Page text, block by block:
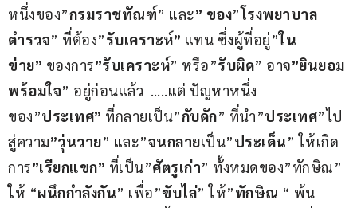
หนึ่งของ”กรมราชทัณฑ์” และ” ของ”โรงพยาบาล
ตำรวจ” ที่ต้อง”รับเคราะห์” แทน ซึ่งผู้ที่อยู่”ใน
ข่าย” ของการ”รับเคราะห์” หรือ”รับผิด” อาจ”ยินยอม
พร้อมใจ” อยู่ก่อนแล้ว  …..แต่ ปัญหาหนึ่ง
ของ”ประเทศ” ที่กลายเป็น”กับดัก” ที่นำ”ประเทศ”ไป
สู่ความ”วุ่นวาย” และ”จนกลายเป็น”ประเด็น” ให้เกิด
การ”เรียกแขก” ที่เป็น”ศัตรูเก่า” ทั้งหมดของ”ทักษิณ”
ให้ “ผนึกกำลังกัน” เพื่อ”ขับไล่” ให้”ทักษิณ “ พ้น